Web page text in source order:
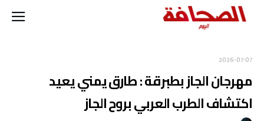
2026-07-07
مهرجان الجاز بطبرقة : طارق يمني يعيد
اكتشاف الطرب العربي بروح الجاز